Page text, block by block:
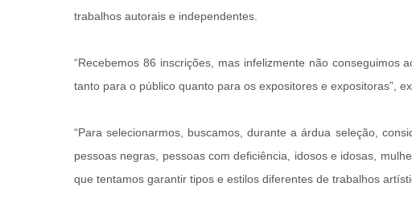
trabalhos autorais e independentes.
“Recebemos 86 inscrições, mas infelizmente não
tanto para o público quanto para os expositores e expositoras”,
“Para selecionarmos, buscamos, durante a árdua seleção,
pessoas negras, pessoas com deficiência, idosos e idosas,
que tentamos garantir tipos e estilos diferentes de trabalhos